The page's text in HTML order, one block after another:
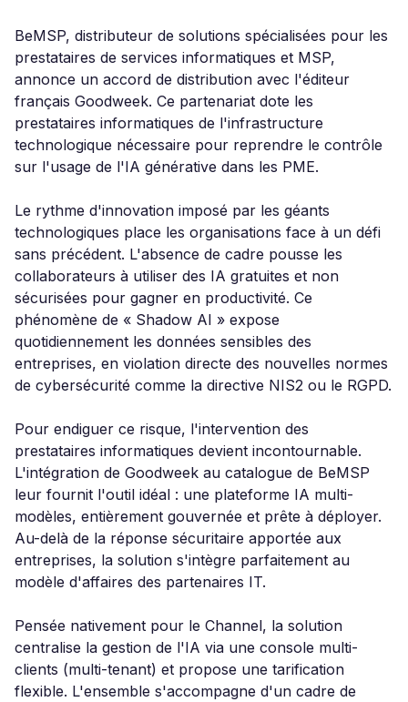
BeMSP, distributeur de solutions spécialisées pour les
prestataires de services informatiques et MSP,
annonce un accord de distribution avec l'éditeur
français Goodweek. Ce partenariat dote les
prestataires informatiques de l'infrastructure
technologique nécessaire pour reprendre le contrôle
sur l'usage de l'IA générative dans les PME.
Le rythme d'innovation imposé par les géants
technologiques place les organisations face à un défi
sans précédent. L'absence de cadre pousse les
collaborateurs à utiliser des IA gratuites et non
sécurisées pour gagner en productivité. Ce
phénomène de « Shadow AI » expose
quotidiennement les données sensibles des
entreprises, en violation directe des nouvelles normes
de cybersécurité comme la directive NIS2 ou le RGPD.
Pour endiguer ce risque, l'intervention des
prestataires informatiques devient incontournable.
L'intégration de Goodweek au catalogue de BeMSP
leur fournit l'outil idéal : une plateforme IA multi-
modèles, entièrement gouvernée et prête à déployer.
Au-delà de la réponse sécuritaire apportée aux
entreprises, la solution s'intègre parfaitement au
modèle d'affaires des partenaires IT.
Pensée nativement pour le Channel, la solution
centralise la gestion de l'IA via une console multi-
clients (multi-tenant) et propose une tarification
flexible. L'ensemble s'accompagne d'un cadre de